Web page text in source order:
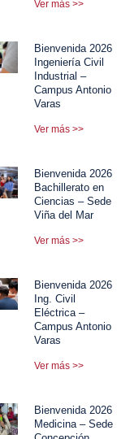
Ver más >>
Bienvenida 2026
Ingeniería Civil
Industrial –
Campus Antonio
Varas
Ver más >>
Bienvenida 2026
Bachillerato en
Ciencias – Sede
Viña del Mar
Ver más >>
Bienvenida 2026
Ing. Civil
Eléctrica –
Campus Antonio
Varas
Ver más >>
Bienvenida 2026
Medicina – Sede